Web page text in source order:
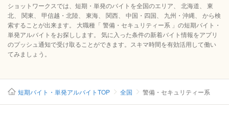
ショットワークスでは、短期・単発のバイトを全国のエリア、 北海道、 東
北、 関東、 甲信越・北陸、 東海、 関西、 中国・四国、 九州・沖縄、 から検
索することが出来ます。 大職種「 警備・セキュリティー系 」の短期バイト・
単発アルバイトをお探しします。 気に入った条件の新着バイト情報をアプリ
のプッシュ通知で受け取ることができます。スキマ時間を有効活用して働い
てみましょう。
短期バイト・単発アルバイトTOP 全国 警備・セキュリティー系